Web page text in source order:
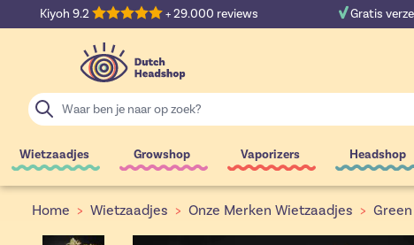
Ga naar de inhoud
Wietzaadjes Growshop Vaporizers Headshop
Zoek
Kiyoh 9.2 + 29.000 reviews Gratis
Home > Wietzaadjes > Onze Merken Wietzaadjes >